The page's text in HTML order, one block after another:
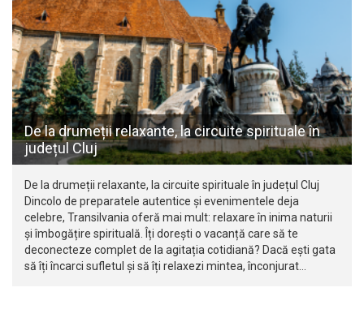
De la drumeții relaxante, la circuite spirituale în
județul Cluj
De la drumeții relaxante, la circuite spirituale în județul Cluj
Dincolo de preparatele autentice și evenimentele deja
celebre, Transilvania oferă mai mult: relaxare în inima naturii
și îmbogățire spirituală. Îți dorești o vacanță care să te
deconecteze complet de la agitația cotidiană? Dacă ești gata
să îți încarci sufletul și să îți relaxezi mintea, înconjurat…